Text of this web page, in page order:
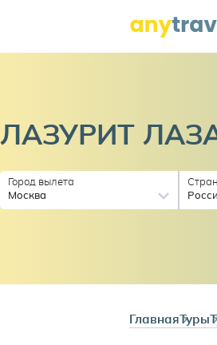
ЛАЗУРИТ
Город вылета
Москва
ГлавнаяТуры